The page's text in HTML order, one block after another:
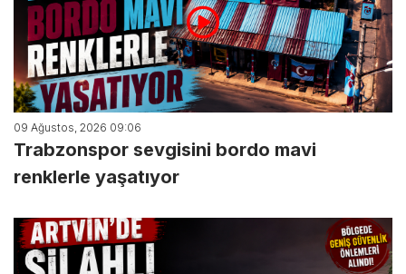
09 Ağustos, 2026 09:06
Trabzonspor sevgisini bordo mavi
renklerle yaşatıyor